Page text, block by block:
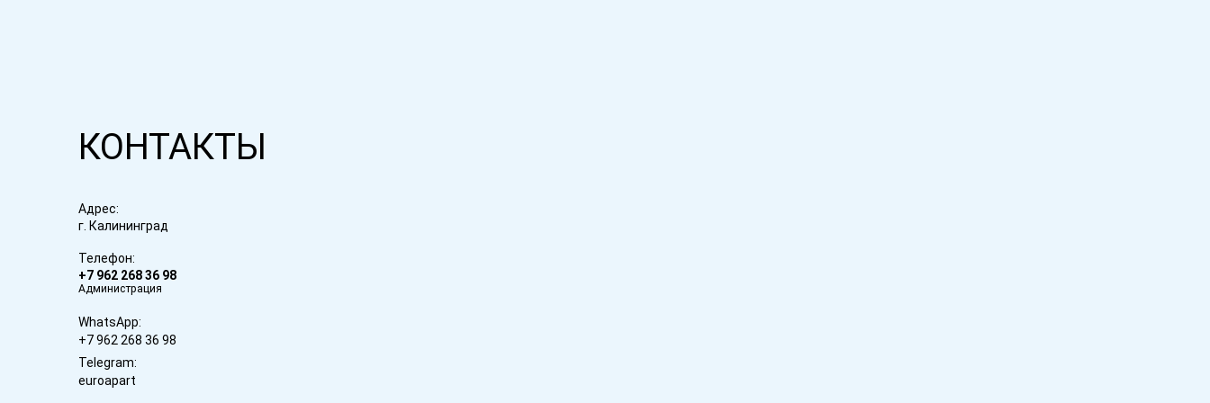
КОНТАКТЫ
Адрес:
г. Калининград
Телефон:
+7 962 268 36 98
Администрация
WhatsApp:
+7 962 268 36 98
Telegram:
euroapart